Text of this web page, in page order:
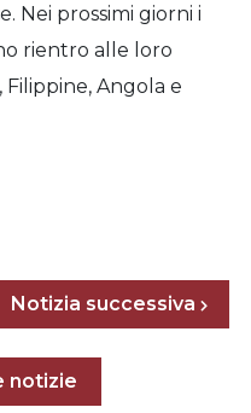
Nei prossimi giorni i
rientro alle loro
Filippine, Angola e
Posts
page
Next page
Notizia successiva
notizie